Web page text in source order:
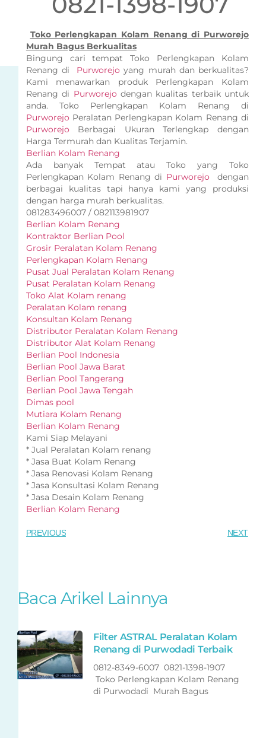
Toko Perlengkapan Kolam Renang di Purworejo
Murah Bagus Berkualitas
Bingung cari tempat Toko Perlengkapan Kolam
Renang di Purworejoyang murah dan berkualitas?
Kami menawarkan produk Perlengkapan Kolam
Renang di Purworejo dengan kualitas terbaik untuk
anda. Toko Perlengkapan Kolam Renang di
Purworejo Peralatan Perlengkapan Kolam Renang di
Purworejo Berbagai Ukuran Terlengkap dengan
Harga Termurah dan Kualitas Terjamin.
Berlian Kolam Renang
Ada banyak Tempat atau Toko yang Toko
Perlengkapan Kolam Renang di Purworejo
dengan
berbagai kualitas tapi hanya kami yang produksi
dengan harga murah berkualitas.
081283496007 / 082113981907
Berlian Kolam Renang
Kontraktor Berlian Pool
Grosir Peralatan Kolam Renang
Perlengkapan Kolam Renang
Pusat Jual Peralatan Kolam Renang
Pusat Peralatan Kolam Renang
Toko Alat Kolam renang
Peralatan Kolam renang
Konsultan Kolam Renang
Distributor Peralatan Kolam Renang
Distributor Alat Kolam Renang
Berlian Pool Indonesia
Berlian Pool Jawa Barat
Berlian Pool Tangerang
Berlian Pool Jawa Tengah
Dimas pool
Mutiara Kolam Renang
Berlian Kolam Renang
Kami Siap Melayani
* Jual Peralatan Kolam renang
* Jasa Buat Kolam Renang
* Jasa Renovasi Kolam Renang
* Jasa Konsultasi Kolam Renang
* Jasa Desain Kolam Renang
Berlian Kolam Renang
PREVIOUS NEXT
Baca Arikel Lainnya
Filter ASTRAL Peralatan Kolam
Renang di Purwodadi Terbaik
0812-8349-6007 0821-1398-1907
Toko Perlengkapan Kolam Renang
di Purwodadi Murah Bagus